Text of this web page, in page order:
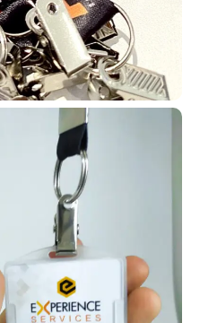
internas.
cartões em PVC
como RFID e NFC (125
códigos de barras e tarjas
apenas com impressão.
e usos.
PVC permitem diversas
Fale com a
escolar
identificação e acesso a
para estudantes, como